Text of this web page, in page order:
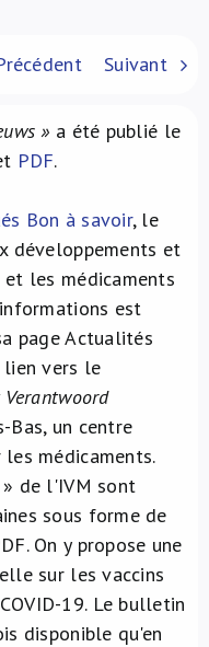
Suivant
» a été publié le
PDF.
Bon à savoir, le
développements et
les médicaments
est
page Actualités
lien vers le
Bas, un centre
médicaments.
de l'IVM sont
sous forme de
On y propose une
sur les vaccins
19. Le bulletin
disponible qu'en